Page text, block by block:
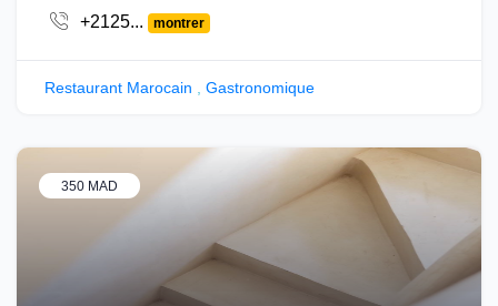
+2125...
montrer
Restaurant Marocain Gastronomique
350 MAD